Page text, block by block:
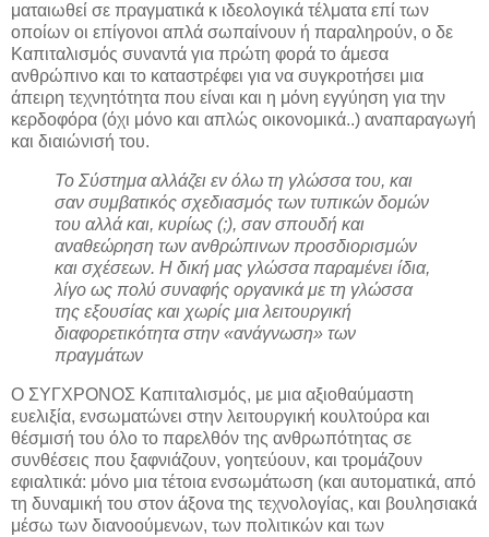
ματαιωθεί σε πραγματικά κ ιδεολογικά τέλματα επί των
οποίων οι επίγονοι απλά σωπαίνουν ή παραληρούν, ο δε
Καπιταλισμός συναντά για πρώτη φορά το άμεσα
ανθρώπινο και το καταστρέφει για να συγκροτήσει μια
άπειρη τεχνητότητα που είναι και η μόνη εγγύηση για την
κερδοφόρα (όχι μόνο και απλώς οικονομικά..) αναπαραγωγή
και διαιώνισή του.
Το Σύστημα αλλάζει εν όλω τη γλώσσα του, και
σαν συμβατικός σχεδιασμός των τυπικών δομών
του αλλά και, κυρίως (;), σαν σπουδή και
αναθεώρηση των ανθρώπινων προσδιορισμών
και σχέσεων. Η δική μας γλώσσα παραμένει ίδια,
λίγο ως πολύ συναφής οργανικά με τη γλώσσα
της εξουσίας και χωρίς μια λειτουργική
διαφορετικότητα στην «ανάγνωση» των
πραγμάτων
Ο ΣΥΓΧΡΟΝΟΣ Καπιταλισμός, με μια αξιοθαύμαστη
ευελιξία, ενσωματώνει στην λειτουργική κουλτούρα και
θέσμισή του όλο το παρελθόν της ανθρωπότητας σε
συνθέσεις που ξαφνιάζουν, γοητεύουν, και τρομάζουν
εφιαλτικά: μόνο μια τέτοια ενσωμάτωση (και αυτοματικά, από
τη δυναμική του στον άξονα της τεχνολογίας, και βουλησιακά
μέσω των διανοούμενων, των πολιτικών και των